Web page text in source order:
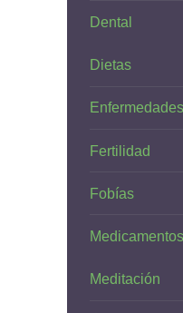
Dental
Dietas
Enfermedades
Fertilidad
Fobías
Medicamentos
Meditación